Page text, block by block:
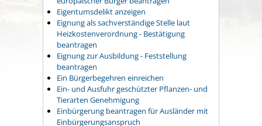
Eigentumsdelikt anzeigen
Eignung als sachverständige Stelle laut
Heizkostenverordnung - Bestätigung
beantragen
Eignung zur Ausbildung - Feststellung
beantragen
Ein Bürgerbegehren einreichen
Ein- und Ausfuhr geschützter Pflanzen- und
Tierarten Genehmigung
Einbürgerung beantragen für Ausländer mit
Einbürgerungsanspruch